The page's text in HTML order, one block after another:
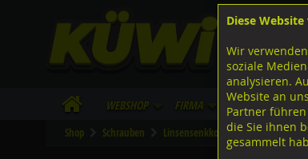
Lagerstrasse
Tel. 043 455
WebShop Firma Lieferinfo
Shop Schrauben Linsensenkkopf M-Gewinde
Diese
Wir
soziale
analysieren.
Website an
Partner
die Sie ihnen
gesammelt